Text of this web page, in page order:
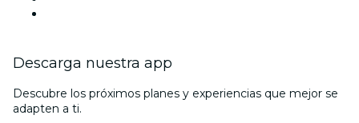
Descarga nuestra app
Descubre los próximos planes y experiencias que mejor se
adapten a ti.